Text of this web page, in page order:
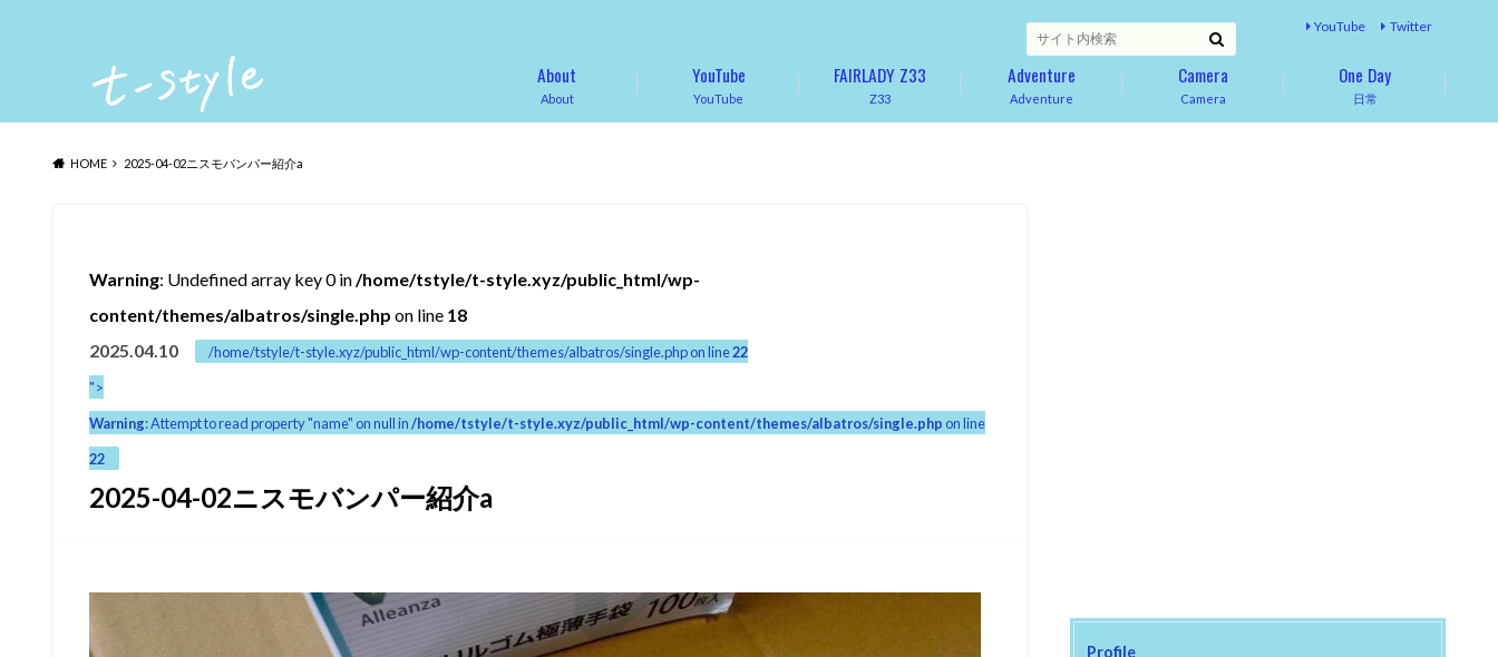
YouTube Twitter
About
About
YouTube
YouTube
Z33
FAIRLADY Z33
Adventure
Adventure
Camera
Camera
日常
One Day
HOME 2025-04-02ニスモバンパー紹介a
Warning: Undefined array key 0 in/home/tstyle/t-style.xyz/public_html/wp-
content/themes/albatros/single.php on line 18
2025.04.10
/home/tstyle/t-style.xyz/public_html/wp-content/themes/albatros/single.php on line22
">
Warning: Attempt to read property "name" on null in /home/tstyle/t-style.xyz/public_html/wp-content/themes/albatros/single.php on line
22
2025-04-02ニスモバンパー紹介a
Profile